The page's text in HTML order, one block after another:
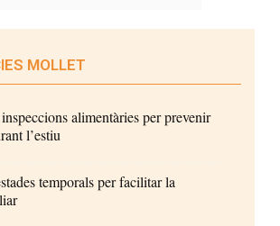
MOLLET
alimentàries per prevenir
l’estiu
temporals per facilitar la